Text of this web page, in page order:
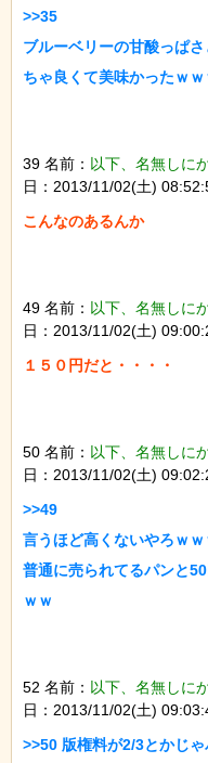
>>35
ブルーベリーの甘酸っぱ
39 名前： 以下、名無しに
日：2013/11/02(土)
49 名前： 以下、名無しに
日：2013/11/02(土)
50 名前： 以下、名無しに
日：2013/11/02(土)
>>49
言うほど高くないやろｗｗ
普通に売られてるパンと
52 名前： 以下、名無しに
日：2013/11/02(土)